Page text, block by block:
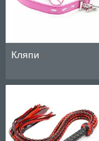
Кляпи